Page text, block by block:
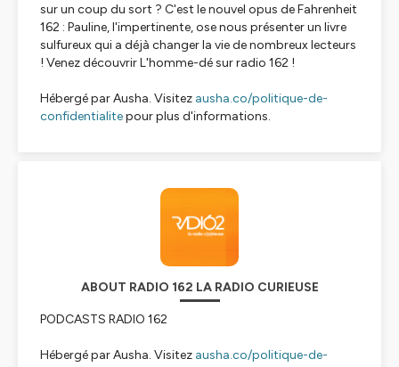
sur un coup du sort ? C'est le nouvel opus de Fahrenheit
162 : Pauline, l'impertinente, ose nous présenter un livre
sulfureux qui a déjà changer la vie de nombreux lecteurs
! Venez découvrir L'homme-dé sur radio 162 !
Hébergé par Ausha. Visitez ausha.co/politique-de-
confidentialitepour plus d'informations.
ABOUT RADIO 162 LA RADIO CURIEUSE
PODCASTS RADIO 162
Hébergé par Ausha. Visitez ausha.co/politique-de-